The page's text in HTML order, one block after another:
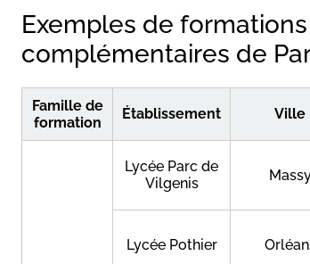
Exemples de
complémentaires de
Famille de
formation
Établissement Ville
Lycée Parc de
Vilgenis
Lycée Pothier